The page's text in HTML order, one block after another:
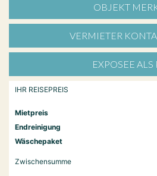
OBJEKT
VERMIETER
EXPOSEE ALS
IHR REISEPREIS
Mietpreis
Endreinigung
Wäschepaket
Zwischensumme